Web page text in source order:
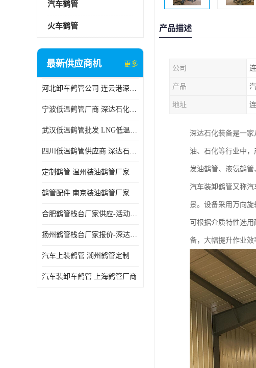
汽车鹤管
火车鹤管
最新供应商机 更多
河北卸车鹤管公司 连云港深达石化装备有限公司
宁波低温鹤管厂商 深达石化装备有限公司
武汉低温鹤管批发 LNG低温鹤管生产商
四川低温鹤管供应商 深达石化装备
定制鹤管 温州装油鹤管厂家
鹤管配件 南京装油鹤管厂家
合肥鹤管栈台厂家供应-活动梯栈台厂商
扬州鹤管栈台厂家报价-深达石化装备有限公司
汽车上装鹤管 潮州鹤管定制
汽车装卸车鹤管 上海鹤管厂商
产品描述
公司
产品
地址
深达石化装备是一
油、石化等行业中
发油鹤管、液氨鹤管
汽车装卸鹤管又称
景。设备采用万向
可根据介质特性选
备，大幅提升作业效